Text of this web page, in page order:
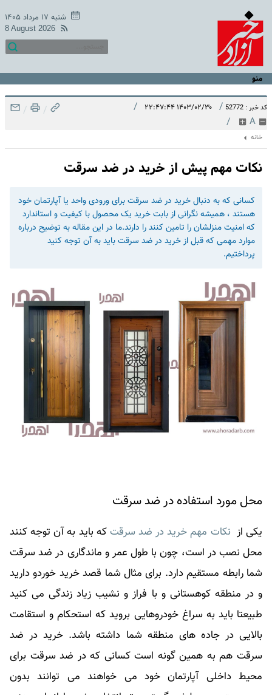
شنبه ۱۷ مرداد ۱۴۰۵
8 August 2026
منو
کد خبر : 52772 / ۱۴۰۳/۰۲/۳۰ ۲۲:۴۷:۴۴ /
A
/
/
/
خانه
نکات مهم پیش از خرید در ضد سرقت
کسانی که به دنبال خرید در ضد سرقت برای ورودی واحد یا آپارتمان خود
هستند ، همیشه نگرانی از بابت خرید یک محصول با کیفیت و استاندارد
که امنیت منزلشان را تامین کنند را دارند.ما در این مقاله به توضیح درباره
موارد مهمی که قبل از خرید در ضد سرقت باید به آن توجه کنید
پرداختیم.
محل مورد استفاده در ضد سرقت
یکی از نکات مهم خرید در ضد سرقت که باید به آن توجه کنند
محل نصب در است، چون با طول عمر و ماندگاری در ضد سرقت
شما رابطه مستقیم دارد. برای مثال شما قصد خرید خوردو دارید
و در منطقه کوهستانی و با فراز و نشیب زیاد زندگی می کنید
طبیعتا باید به سراغ خودروهایی بروید که استحکام و استقامت
بالایی در جاده های منطقه شما داشته باشد. خرید در ضد
سرقت هم به همین گونه است کسانی که در ضد سرقت برای
محیط داخلی آپارتمان خود می خواهند می توانند بدون